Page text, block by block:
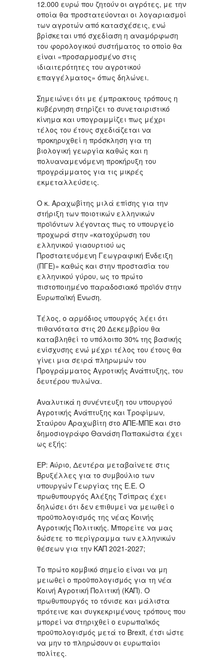
12.000 ευρώ που ζητούν οι αγρότες, με την
οποία θα προστατεύονται οι λογαριασμοί
των αγροτών από κατασχέσεις, ενώ
βρίσκεται υπό σχεδίαση η αναμόρφωση
του φορολογικού συστήματος το οποίο θα
είναι «προσαρμοσμένο στις
ιδιαιτερότητες του αγροτικού
επαγγέλματος» όπως δηλώνει.
Σημειώνει ότι με έμπρακτους τρόπους η
κυβέρνηση στηρίζει το συνεταιριστικό
κίνημα και υπογραμμίζει πως μέχρι
τέλος του έτους σχεδιάζεται να
προκηρυχθεί η πρόσκληση για τη
βιολογική γεωργία καθώς και η
πολυαναμενόμενη προκήρυξη του
προγράμματος για τις μικρές
εκμεταλλεύσεις.
Ο κ. Αραχωβίτης μιλά επίσης για την
στήριξη των ποιοτικών ελληνικών
προϊόντων λέγοντας πως το υπουργείο
προχωρά στην «κατοχύρωση του
ελληνικού γιαουρτιού ως
Προστατευόμενη Γεωγραφική Ένδειξη
(ΠΓΕ)» καθώς και στην προστασία του
ελληνικού γύρου, ως το πρώτο
πιστοποιημένο παραδοσιακό προϊόν στην
Ευρωπαϊκή Ένωση.
Τέλος, ο αρμόδιος υπουργός λέει ότι
πιθανότατα στις 20 Δεκεμβρίου θα
καταβληθεί το υπόλοιπο 30% της βασικής
ενίσχυσης ενώ μέχρι τέλος του έτους θα
γίνει μια σειρά πληρωμών του
Προγράμματος Αγροτικής Ανάπτυξης, του
δευτέρου πυλώνα.
Αναλυτικά η συνέντευξη του υπουργού
Αγροτικής Ανάπτυξης και Τροφίμων,
Σταύρου Αραχωβίτη στο ΑΠΕ-ΜΠΕ και στο
δημοσιογράφο Θανάση Παπακώστα έχει
ως εξής:
ΕΡ: Αύριο, Δευτέρα μεταβαίνετε στις
Βρυξέλλες για το συμβούλιο των
υπουργών Γεωργίας της Ε.Ε. Ο
πρωθυπουργός Αλέξης Τσίπρας έχει
δηλώσει ότι δεν επιθυμεί να μειωθεί ο
προϋπολογισμός της νέας Κοινής
Αγροτικής Πολιτικής. Μπορείτε να μας
δώσετε το περίγραμμα των ελληνικών
θέσεων για την ΚΑΠ 2021-2027;
Το πρώτο κομβικό σημείο είναι να μη
μειωθεί ο προϋπολογισμός για τη νέα
Κοινή Αγροτική Πολιτική (ΚΑΠ). Ο
πρωθυπουργός το τόνισε και μάλιστα
πρότεινε και συγκεκριμένους τρόπους που
μπορεί να στηριχθεί ο ευρωπαϊκός
προϋπολογισμός μετά το Brexit, έτσι ώστε
να μην το πληρώσουν οι ευρωπαίοι
πολίτες.